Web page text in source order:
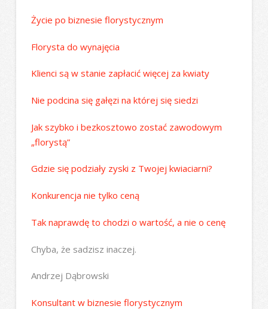
Życie po biznesie florystycznym
Florysta do wynajęcia
Klienci są w stanie zapłacić więcej za kwiaty
Nie podcina się gałęzi na której się siedzi
Jak szybko i bezkosztowo zostać zawodowym
„florystą”
Gdzie się podziały zyski z Twojej kwiaciarni?
Konkurencja nie tylko ceną
Tak naprawdę to chodzi o wartość, a nie o cenę
Chyba, że sadzisz inaczej.
Andrzej Dąbrowski
Konsultant w biznesie florystycznym